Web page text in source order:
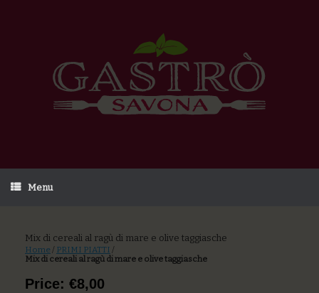
Menu
Mix di cereali al ragù di mare e olive taggiasche
Home / PRIMI PIATTI /
Mix di cereali al ragù di mare e olive taggiasche
Price: €8,00